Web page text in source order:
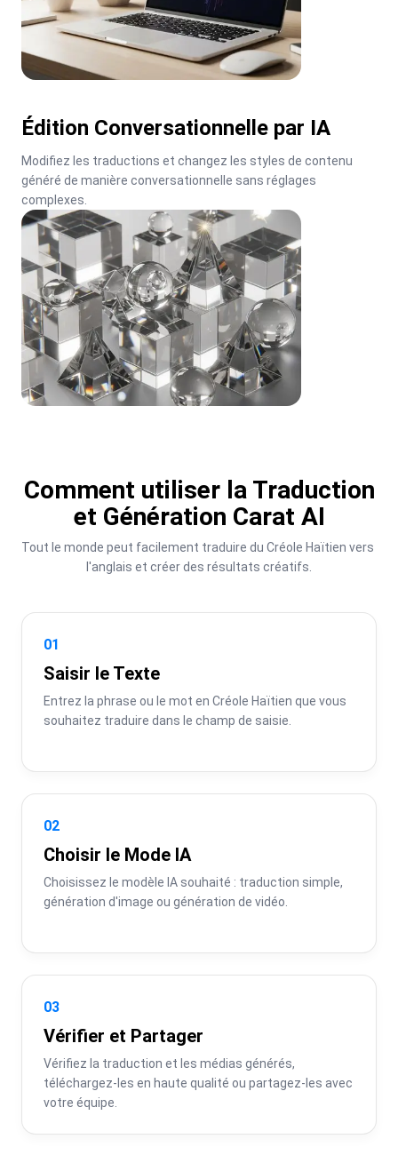
Édition Conversationnelle par IA
Modifiez les traductions et changez les styles de contenu
généré de manière conversationnelle sans réglages
complexes.
Comment utiliser la Traduction
et Génération Carat AI
Tout le monde peut facilement traduire du Créole Haïtien vers
l'anglais et créer des résultats créatifs.
01
Saisir le Texte
Entrez la phrase ou le mot en Créole Haïtien que vous
souhaitez traduire dans le champ de saisie.
02
Choisir le Mode IA
Choisissez le modèle IA souhaité : traduction simple,
génération d'image ou génération de vidéo.
03
Vérifier et Partager
Vérifiez la traduction et les médias générés,
téléchargez-les en haute qualité ou partagez-les avec
votre équipe.